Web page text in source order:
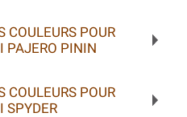
COULEURS POUR
PAJERO PININ
COULEURS POUR
SPYDER